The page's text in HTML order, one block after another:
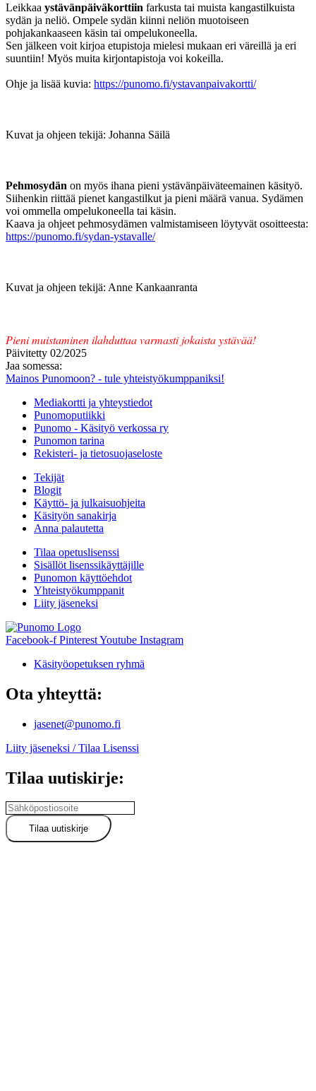
Leikkaa ystävänpäiväkorttiin farkusta tai muista kangastilkuista
sydän ja neliö. Ompele sydän kiinni neliön muotoiseen
pohjakankaaseen käsin tai ompelukoneella.
Sen jälkeen voit kirjoa etupistoja mielesi mukaan eri väreillä ja eri
suuntiin! Myös muita kirjontapistoja voi kokeilla.
Ohje ja lisää kuvia: https://punomo.fi/ystavanpaivakortti/
Kuvat ja ohjeen tekijä: Johanna Säilä
Pehmosydän on myös ihana pieni ystävänpäiväteemainen käsityö.
Siihenkin riittää pienet kangastilkut ja pieni määrä vanua. Sydämen
voi ommella ompelukoneella tai käsin.
Kaava ja ohjeet pehmosydämen valmistamiseen löytyvät osoitteesta:
https://punomo.fi/sydan-ystavalle/
Kuvat ja ohjeen tekijä: Anne Kankaanranta
Pieni muistaminen ilahduttaa varmasti jokaista ystävää!
Päivitetty 02/2025
Jaa somessa:
Mainos Punomoon? - tule yhteistyökumppaniksi!
Mediakortti ja yhteystiedot
Punomoputiikki
Punomo - Käsityö verkossa ry
Punomon tarina
Rekisteri- ja tietosuojaseloste
Tekijät
Blogit
Käyttö- ja julkaisuohjeita
Käsityön sanakirja
Anna palautetta
Tilaa opetuslisenssi
Sisällöt lisenssikäyttäjille
Punomon käyttöehdot
Yhteistyökumppanit
Liity jäseneksi
Facebook-f PinterestYoutube Instagram
Käsityöopetuksen ryhmä
Ota yhteyttä:
jasenet@punomo.fi
Liity jäseneksi / Tilaa Lisenssi
Tilaa uutiskirje: